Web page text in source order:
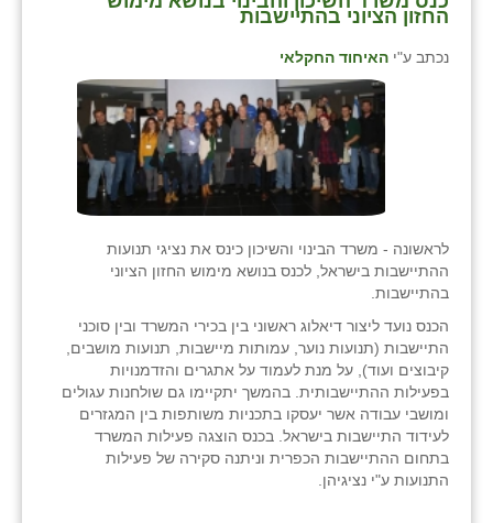
החזון הציוני בהתיישבות
נכתב ע"י האיחוד החקלאי
לראשונה - משרד הבינוי והשיכון כינס את נציגי תנועות
ההתיישבות בישראל, לכנס בנושא מימוש החזון הציוני
בהתיישבות.
הכנס נועד ליצור דיאלוג ראשוני בין בכירי המשרד ובין סוכני
התיישבות (תנועות נוער, עמותות מיישבות, תנועות מושבים,
קיבוצים ועוד), על מנת לעמוד על אתגרים והזדמנויות
בפעילות ההתיישבותית. בהמשך יתקיימו גם שולחנות עגולים
ומושבי עבודה אשר יעסקו בתכניות משותפות בין המגזרים
לעידוד התיישבות בישראל. בכנס הוצגה פעילות המשרד
בתחום ההתיישבות הכפרית וניתנה סקירה של פעילות
התנועות ע"י נציגיהן.